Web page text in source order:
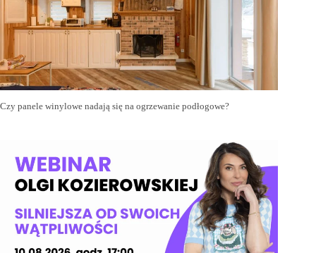
Czy panele winylowe nadają się na ogrzewanie podłogowe?